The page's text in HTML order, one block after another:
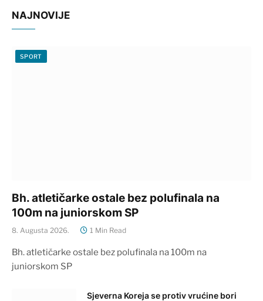
NAJNOVIJE
SPORT
Bh. atletičarke ostale bez polufinala na
100m na juniorskom SP
8. Augusta 2026. 1 Min Read
Bh. atletičarke ostale bez polufinala na 100m na
juniorskom SP
Sjeverna Koreja se protiv vrućine bori